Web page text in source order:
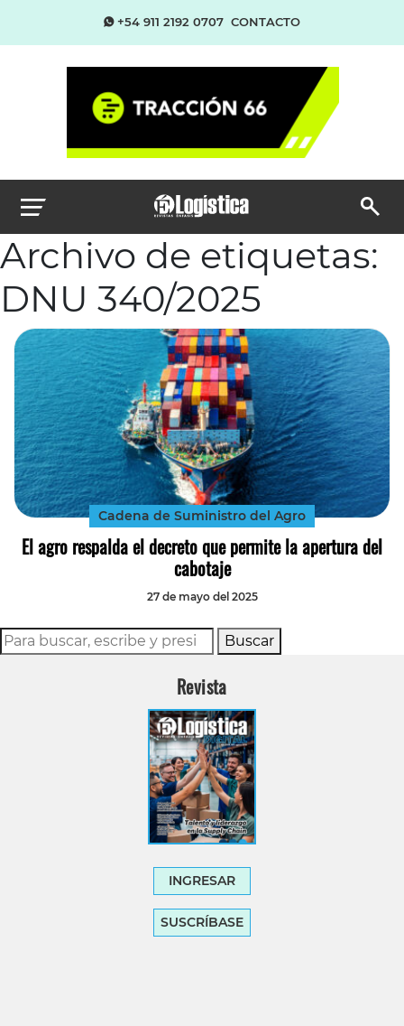
+54 911 2192 0707 CONTACTO
Archivo de etiquetas:
DNU 340/2025
Cadena de Suministro del Agro
El agro respalda el decreto que permite la apertura del
cabotaje
27 de mayo del 2025
Buscar
Revista
INGRESAR
SUSCRÍBASE